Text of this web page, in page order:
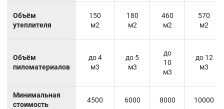
Объём
утеплителя
150
м2
180
м2
460
м2
570
м2
Объём
пиломатериалов
до 4
м3
до 5
м3
до
10
м3
до 12
м3
Минимальная
стоимость
4500 6000 8000 10000